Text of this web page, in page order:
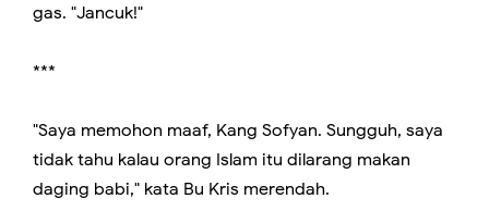
gas. "Jancuk!"
***
"Saya memohon maaf, Kang Sofyan. Sungguh, saya
tidak tahu kalau orang Islam itu dilarang makan
daging babi," kata Bu Kris merendah.